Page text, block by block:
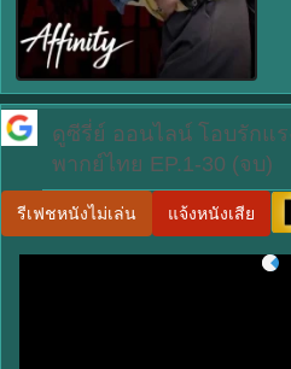
ดูซีรี่ย์ ออนไลน์ โอบรักแ
พากย์ไทย EP.1-30 (จบ)
รีเฟชหนังไม่เล่น แจ้งหนังเสีย